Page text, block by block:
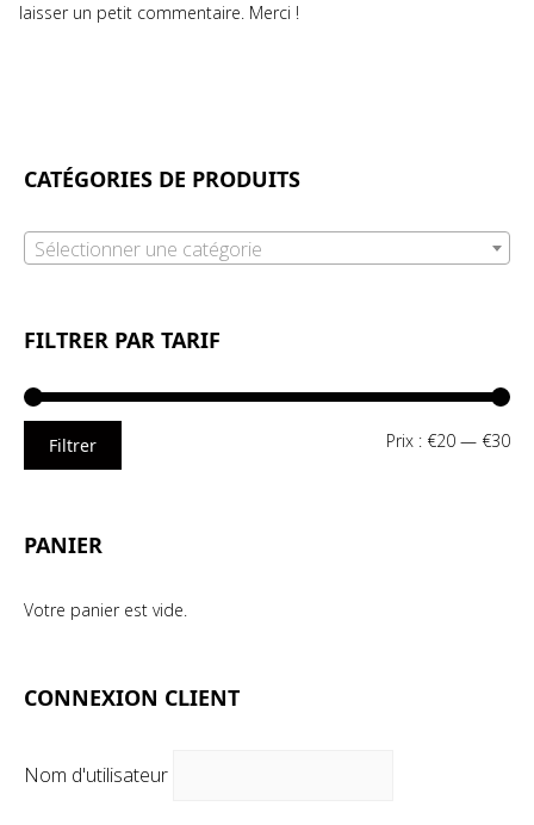
laisser un petit commentaire. Merci !
CATÉGORIES DE PRODUITS
Sélectionner une catégorie
FILTRER PAR TARIF
Filtrer Prix : €20 — €30
PANIER
Votre panier est vide.
CONNEXION CLIENT
Nom d'utilisateur